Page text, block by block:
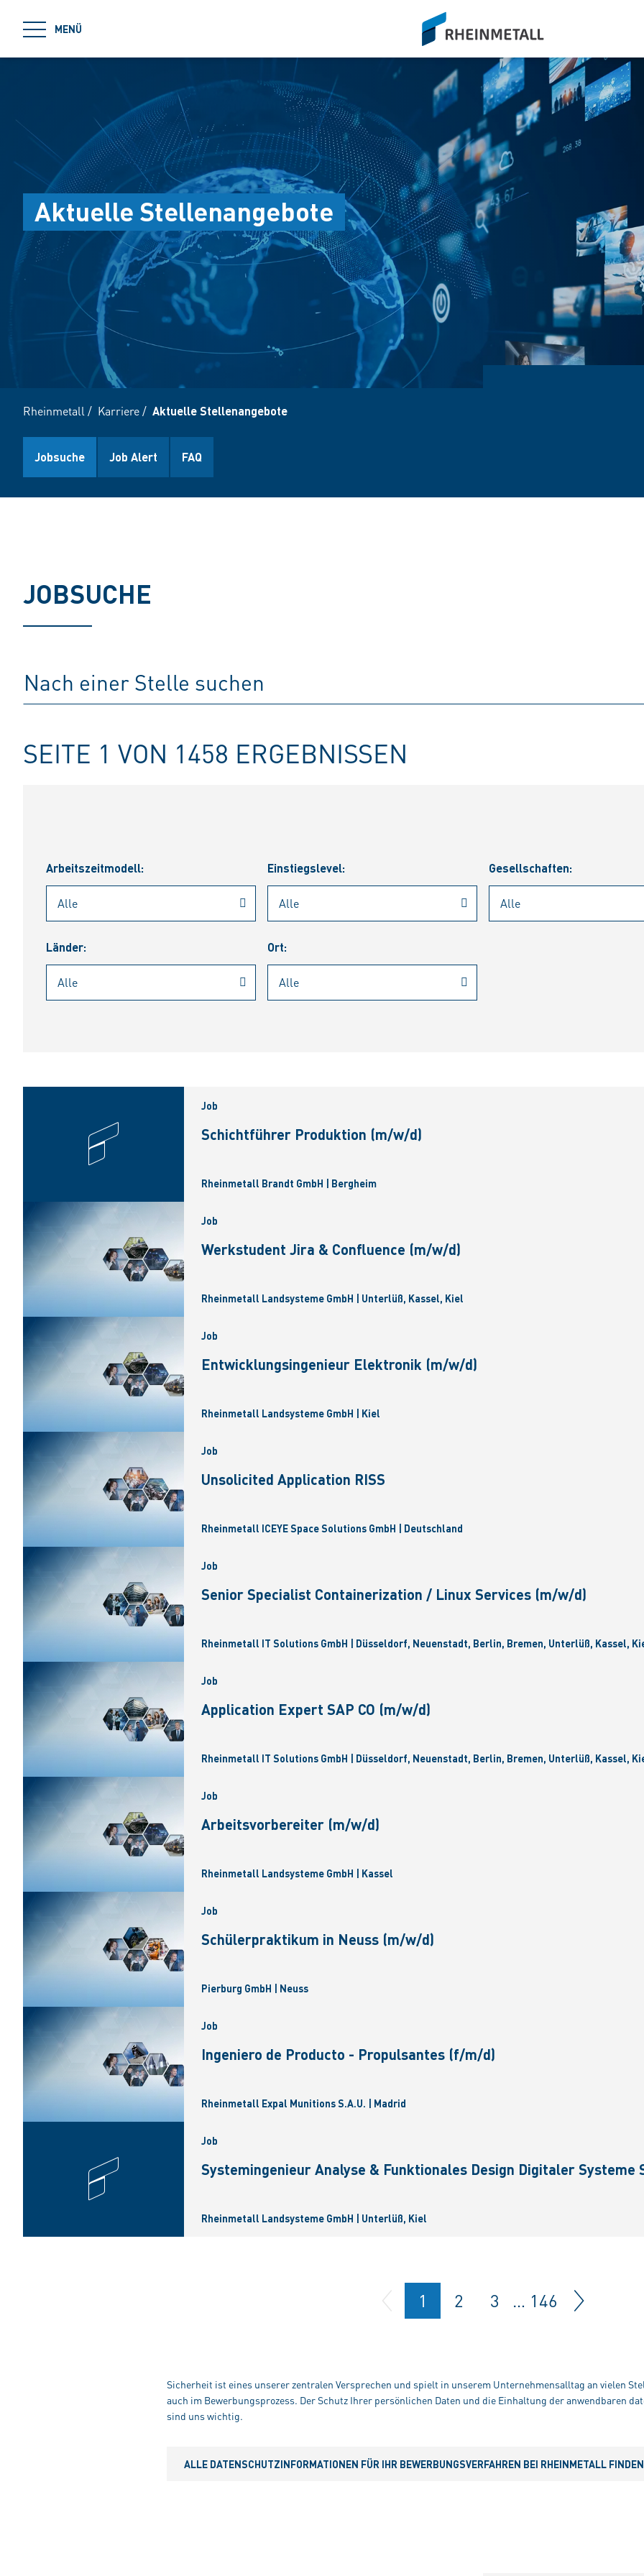
MENÜ
siteLogo
Aktuelle Stellenangebote
Rheinmetall / Karriere/ Aktuelle Stellenangebote
Jobsuche Job Alert FAQ
JOBSUCHE
SEITE 1 VON 1458 ERGEBNISSEN
Arbeitszeitmodell: Einstiegslevel: Gesellschaften:
Länder: Ort:
Job
Schichtführer Produktion (m/w/d)
Rheinmetall Brandt GmbH | Bergheim
Job
Werkstudent Jira & Confluence (m/w/d)
Rheinmetall Landsysteme GmbH | Unterlüß, Kassel, Kiel
Job
Entwicklungsingenieur Elektronik (m/w/d)
Rheinmetall Landsysteme GmbH | Kiel
Job
Unsolicited Application RISS
Rheinmetall ICEYE Space Solutions GmbH | Deutschland
Job
Senior Specialist Containerization / Linux Services (m/w/d)
Rheinmetall IT Solutions GmbH | Düsseldorf, Neuenstadt, Berlin, Bremen, Unterlüß, Kassel,
Job
Application Expert SAP CO (m/w/d)
Rheinmetall IT Solutions GmbH | Düsseldorf, Neuenstadt, Berlin, Bremen, Unterlüß, Kassel,
Job
Arbeitsvorbereiter (m/w/d)
Rheinmetall Landsysteme GmbH | Kassel
Job
Schülerpraktikum in Neuss (m/w/d)
Pierburg GmbH | Neuss
Job
Ingeniero de Producto - Propulsantes (f/m/d)
Rheinmetall Expal Munitions S.A.U. | Madrid
Job
Systemingenieur Analyse & Funktionales Design Digitaler
Rheinmetall Landsysteme GmbH | Unterlüß, Kiel
1 2 3 … 146
Sicherheit ist eines unserer zentralen Versprechen und spielt in unserem Unternehmensalltag an vielen
auch im Bewerbungsprozess. Der Schutz Ihrer persönlichen Daten und die Einhaltung der anwendbaren
sind uns wichtig.
ALLE DATENSCHUTZINFORMATIONEN FÜR IHR BEWERBUNGSVERFAHREN BEI RHEINMETALL